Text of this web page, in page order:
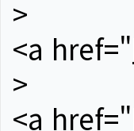
>
<a href="
>
<a href="